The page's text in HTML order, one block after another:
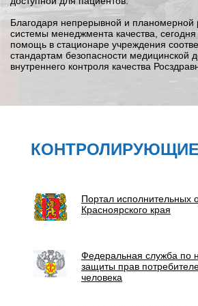
Благодаря непрерывной и планомерной
системы менеджмента качества,
помощь в стационаре учреждения
стандартам безопасности медицинской
внутреннего контроля качества
Портал исполнительных
Красноярского края
Федеральная служба по
защиты прав
человека